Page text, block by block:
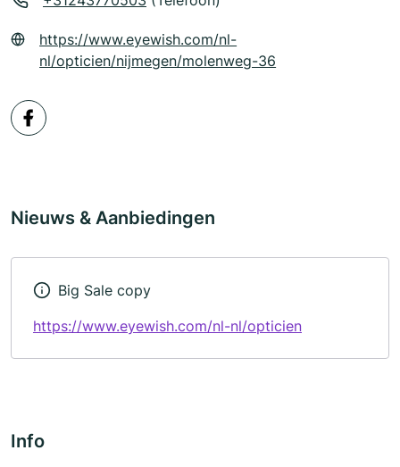
https://www.eyewish.com/nl-
nl/opticien/nijmegen/molenweg-36
Nieuws & Aanbiedingen
Big Sale copy
https://www.eyewish.com/nl-nl/opticien
Info